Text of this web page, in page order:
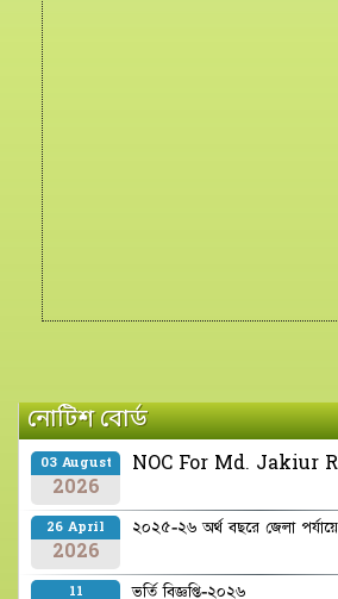
নোটিশ বোর্ড
03 August
2026
NOC For Md. Jakiur
26 April
2026
২০২৫-২৬ অর্থ বছরে জেলা পর্যায়ে
11
ভর্তি বিজ্ঞপ্তি-২০২৬